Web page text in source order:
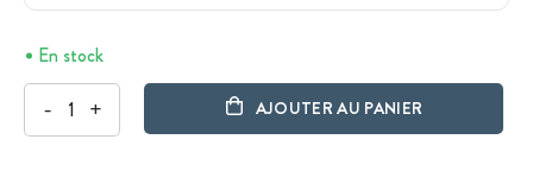
En stock
- + AJOUTER AU PANIER